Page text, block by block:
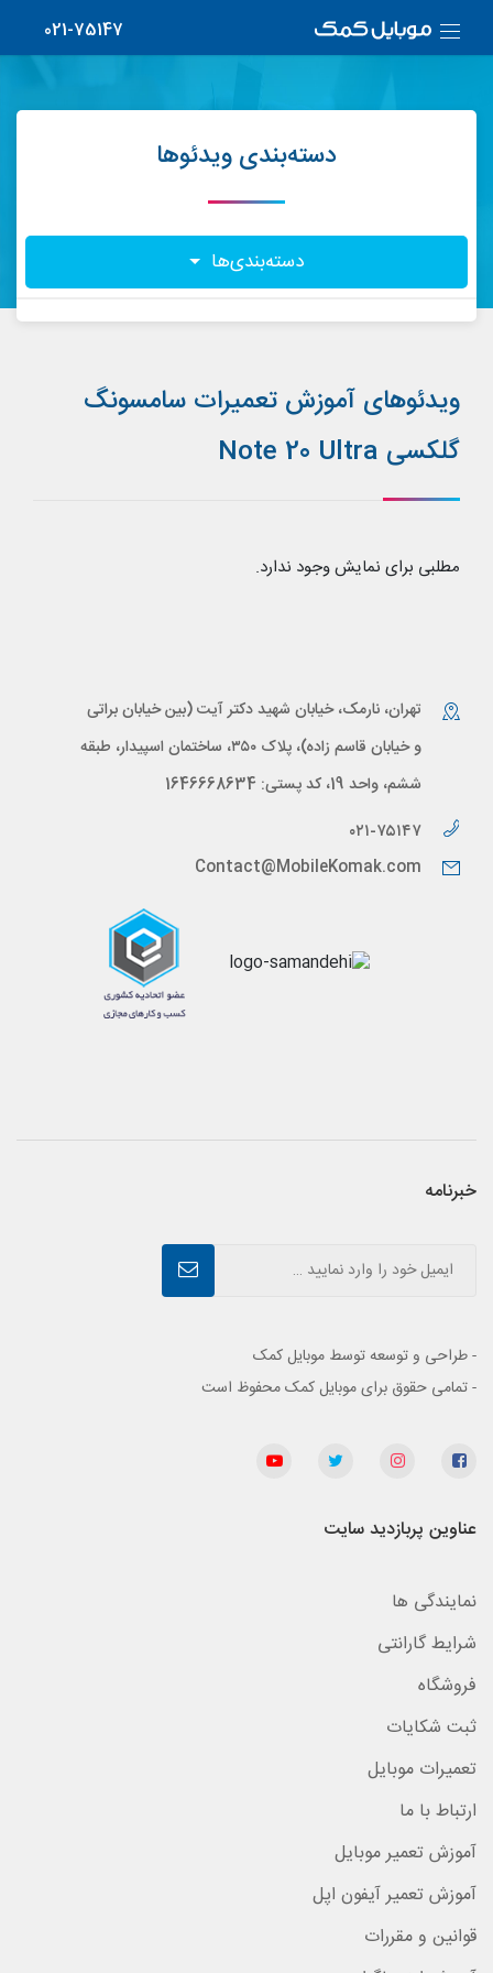
021-75147
دسته‌بندی ویدئوها
دسته‌بندی‌ها
ویدئوهای آموزش تعمیرات سامسونگ
گلکسی Note 20 Ultra
مطلبی برای نمایش وجود ندارد.
تهران، نارمک، خیابان شهید دکتر آیت (بین خیابان براتی
و خیابان قاسم زاده)، پلاک ۳۵۰، ساختمان اسپیدار، طبقه
ششم، واحد 19، کد پستی: 1646668634
۰۲۱-۷۵۱۴۷
Contact@MobileKomak.com
خبرنامه
- طراحی و توسعه توسط موبایل کمک
- تمامی حقوق برای موبایل کمک محفوظ است
عناوین پربازدید سایت
نمایندگی ها
شرایط گارانتی
فروشگاه
ثبت شکایات
تعمیرات موبایل
ارتباط با ما
آموزش تعمیر موبایل
آموزش تعمیر آیفون اپل
قوانین و مقررات